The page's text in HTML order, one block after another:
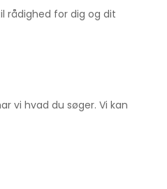
rådighed for dig og dit
vi hvad du søger. Vi kan